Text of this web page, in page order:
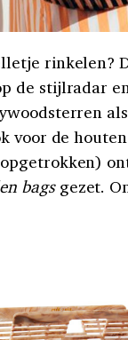
rinkelen?
de stijlradar
voor de
bagsgezet.